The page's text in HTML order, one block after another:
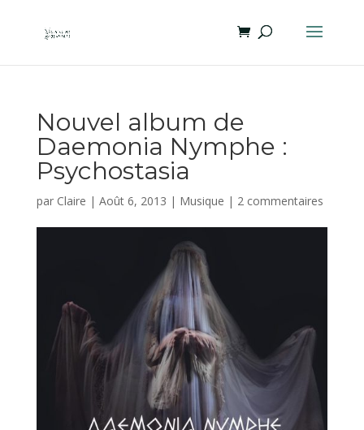
Nouvel album de
Daemonia Nymphe :
Psychostasia
par Claire | Août 6, 2013 | Musique | 2 commentaires